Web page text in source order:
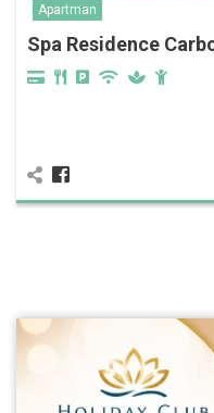
Apartman
Spa Residence